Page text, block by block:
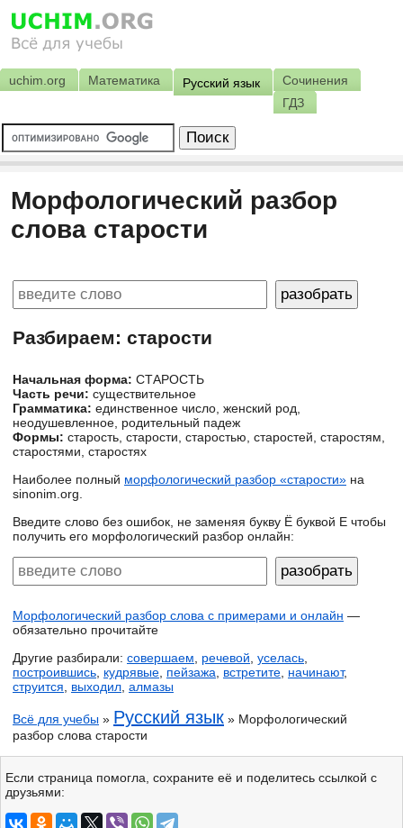
uchim.org Математика Русский язык
Сочинения
ГДЗ
Морфологический разбор
слова старости
Разбираем: старости
Начальная форма: СТАРОСТЬ
Часть речи: существительное
Грамматика: единственное число, женский род,
неодушевленное, родительный падеж
Формы: старость, старости, старостью, старостей, старостям,
старостями, старостях
Наиболее полный морфологический разбор «старости» на
sinonim.org.
Введите слово без ошибок, не заменяя букву Ё буквой Е чтобы
получить его морфологический разбор онлайн:
Морфологический разбор слова с примерами и онлайн —
обязательно прочитайте
Другие разбирали: совершаем речевой уселась
построившись кудрявые пейзажа встретите начинают,
струится
выходил алмазы
Всё для учебы » Русский язык » Морфологический
разбор слова старости
Если страница помогла, сохраните её и поделитесь ссылкой с
друзьями: